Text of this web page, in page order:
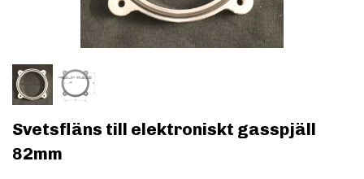
Svetsfläns till elektroniskt gasspjäll
82mm